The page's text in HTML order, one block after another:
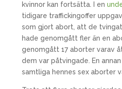
kvinnor kan fortsätta. I en
tidigare traffickingoffer
som gjort abort, att de
hade genomgått fler än en
genomgått 17 aborter varav
dem var påtvingade. En
samtliga hennes sex aborter